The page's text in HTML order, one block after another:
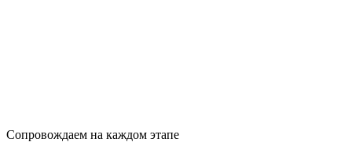
Сопровождаем на каждом этапе